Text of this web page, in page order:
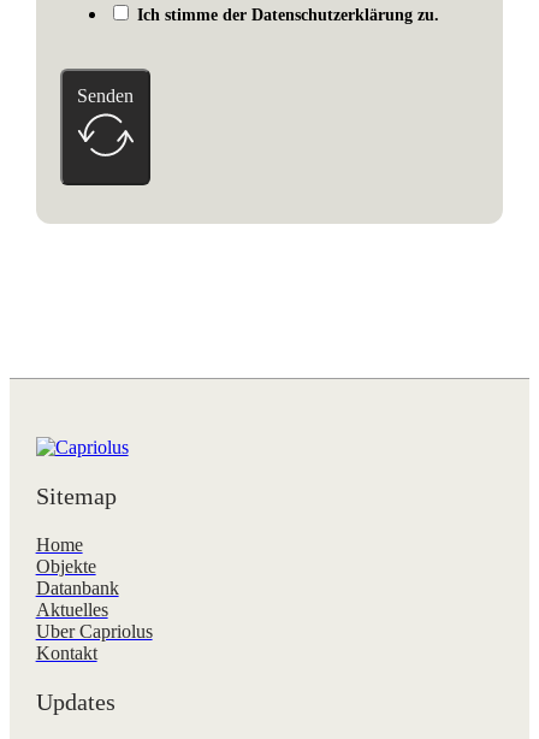
Ich stimme der Datenschutzerklärung zu.
Senden
Sitemap
Home
Objekte
Datanbank
Aktuelles
Uber Capriolus
Kontakt
Updates